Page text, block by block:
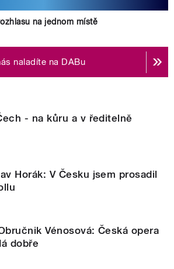
na jednom místě
naladíte na DABu
- na kůru a v ředitelně
Horák: V Česku jsem prosadil
Vénosová: Česká opera
dobře